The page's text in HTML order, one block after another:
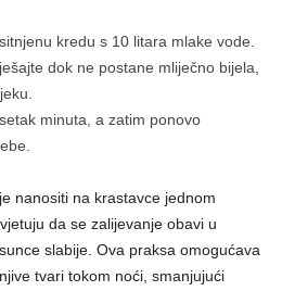
kredu s 10 litara mlake vode.
dok ne postane mliječno bijela,
minuta, a zatim ponovo
nanositi na krastavce jednom
da se zalijevanje obavi u
slabije. Ova praksa omogućava
tvari tokom noći, smanjujući